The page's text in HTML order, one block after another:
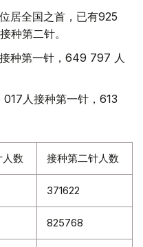
居全国之首，已有925
种第二针。
种第一针，649 797 人
人接种第一针，613
数 接种第二针人数
371622
825768